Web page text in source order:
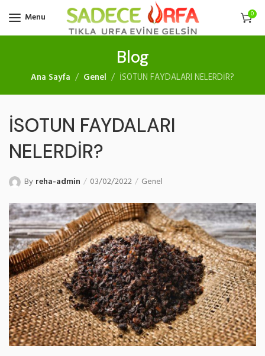
Menu 0
Blog
Ana Sayfa Genel İSOTUN FAYDALARI NELERDİR?
İSOTUN FAYDALARI
NELERDİR?
By reha-admin 03/02/2022 Genel